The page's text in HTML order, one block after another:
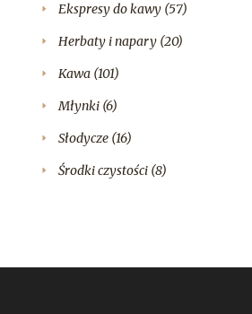
Ekspresy do kawy (57)
Herbaty i napary (20)
Kawa (101)
Młynki (6)
Słodycze (16)
Środki czystości (8)